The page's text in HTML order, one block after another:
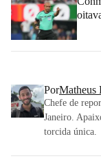
PorMatheus
Chefe de
Janeiro.
torcida única.